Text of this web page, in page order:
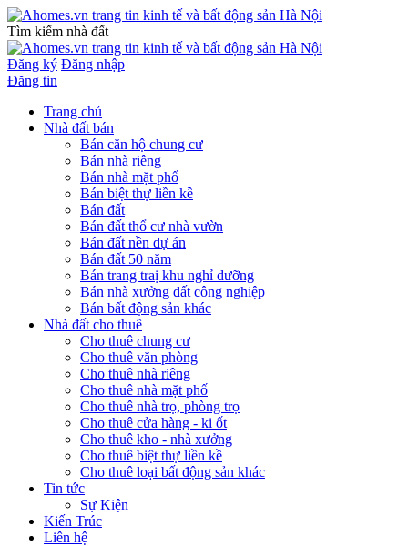
Tìm kiếm nhà đất
Đăng ký Đăng nhập
Đăng tin
Trang chủ
Nhà đất bán
Bán căn hộ chung cư
Bán nhà riêng
Bán nhà mặt phố
Bán biệt thự liền kề
Bán đất
Bán đất thổ cư nhà vườn
Bán đất nền dự án
Bán đất 50 năm
Bán trang traị khu nghỉ dưỡng
Bán nhà xưởng đất công nghiệp
Bán bất động sản khác
Nhà đất cho thuê
Cho thuê chung cư
Cho thuê văn phòng
Cho thuê nhà riêng
Cho thuê nhà mặt phố
Cho thuê nhà trọ, phòng trọ
Cho thuê cửa hàng - ki ốt
Cho thuê kho - nhà xưởng
Cho thuê biệt thự liền kề
Cho thuê loại bất động sản khác
Tin tức
Sự Kiện
Kiến Trúc
Liên hệ